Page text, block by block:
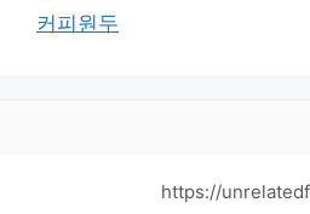
커피원두
https://